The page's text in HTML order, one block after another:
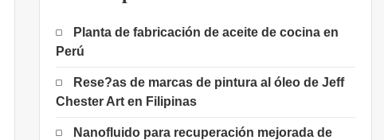
Planta de fabricación de aceite de cocina en
Perú
Rese?as de marcas de pintura al óleo de Jeff
Chester Art en Filipinas
Nanofluido para recuperación mejorada de